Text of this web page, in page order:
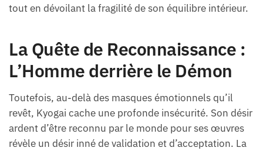
tout en dévoilant la fragilité de son équilibre intérieur.
La Quête de Reconnaissance :
L’Homme derrière le Démon
Toutefois, au-delà des masques émotionnels qu’il
revêt, Kyogai cache une profonde insécurité. Son désir
ardent d’être reconnu par le monde pour ses œuvres
révèle un désir inné de validation et d’acceptation. La